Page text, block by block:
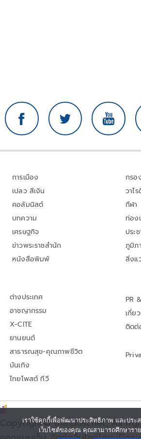
การเมือง
เปลว สีเงิน
คอลัมนิสต์
บทความ
เศรษฐกิจ
ข่าวพระราชสำนัก
หนังสือพิมพ์
กรอ
วาไ
กีฬา
ท่อง
ประ
ภูมิภ
สิ่งแ
ต่างประเทศ
อาชญากรรม
X-CITE
ยานยนต์
สาธารณสุข-คุณภาพชีวิต
บันเทิง
ไทยโพสต์ ทีวี
PR
เกี่ย
ติดต่
Copyright© thaipost.net, All
เราใช้คุกกี้เพื่อพัฒนาประสิทธิภาพ และประ
เว็บไซต์ของคุณ คุณสามารถศึกษารา